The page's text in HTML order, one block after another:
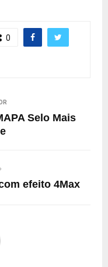
0
Selo Mais
efeito 4Max